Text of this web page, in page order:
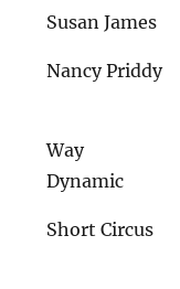
Susan James
Nancy Priddy
Way
Dynamic
Short Circus